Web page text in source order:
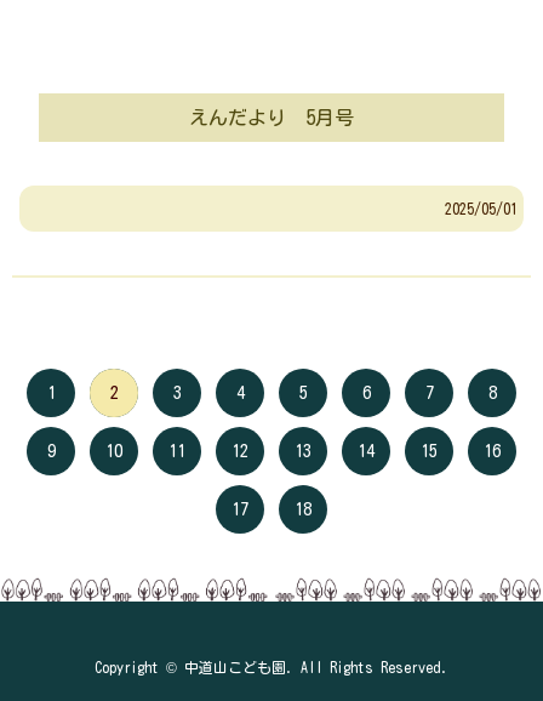
えんだより 5月号
2025/05/01
1 2 3 4 5 6 7 8
9 10 11 12 13 14 15 16
17 18
Copyright © 中道山こども園. All Rights Reserved.